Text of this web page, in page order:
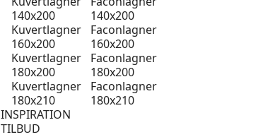
140x200
Kuvertlagner
160x200
Kuvertlagner
180x200
Kuvertlagner
180x210
140x200
Faconlagner
160x200
Faconlagner
180x200
Faconlagner
180x210
INSPIRATION
TILBUD